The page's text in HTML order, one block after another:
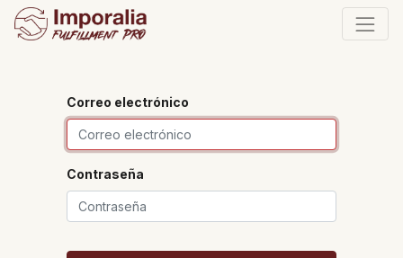
Correo electrónico
Contraseña